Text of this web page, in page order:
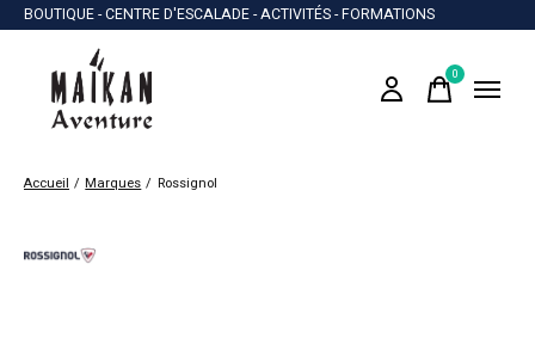
BOUTIQUE - CENTRE D'ESCALADE - ACTIVITÉS - FORMATIONS
0items
Accueil / Marques / Rossignol
Rossignol